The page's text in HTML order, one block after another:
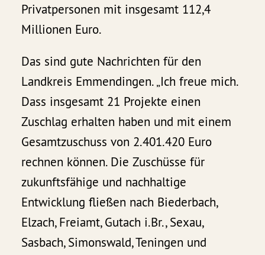
Privatpersonen mit insgesamt 112,4
Millionen Euro.
Das sind gute Nachrichten für den
Landkreis Emmendingen. „Ich freue mich.
Dass insgesamt 21 Projekte einen
Zuschlag erhalten haben und mit einem
Gesamtzuschuss von 2.401.420 Euro
rechnen können. Die Zuschüsse für
zukunftsfähige und nachhaltige
Entwicklung fließen nach Biederbach,
Elzach, Freiamt, Gutach i.Br., Sexau,
Sasbach, Simonswald, Teningen und